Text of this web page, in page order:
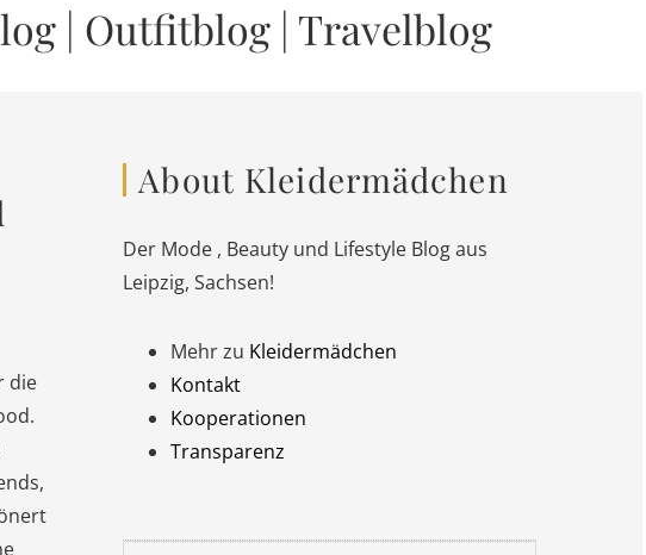
| Outfitblog | Travelblog
die
About Kleidermädchen
Der Mode , Beauty und Lifestyle Blog aus
Leipzig, Sachsen!
Mehr zu Kleidermädchen
Kontakt
Kooperationen
Transparenz